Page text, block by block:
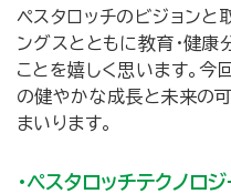
ペスタロッチのビジョンと
ングスとともに教育･健康
ことを嬉しく思います。今
の健やかな成長と未来の
まいります。
・ペスタロッチテクノロ